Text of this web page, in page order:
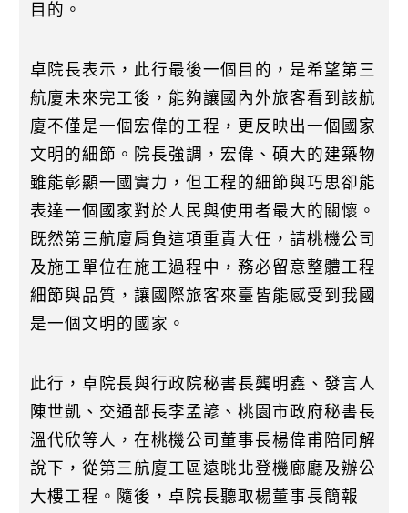
目的。
卓院長表示，此行最後一個目的，是希望第三
航廈未來完工後，能夠讓國內外旅客看到該航
廈不僅是一個宏偉的工程，更反映出一個國家
文明的細節。院長強調，宏偉、碩大的建築物
雖能彰顯一國實力，但工程的細節與巧思卻能
表達一個國家對於人民與使用者最大的關懷。
既然第三航廈肩負這項重責大任，請桃機公司
及施工單位在施工過程中，務必留意整體工程
細節與品質，讓國際旅客來臺皆能感受到我國
是一個文明的國家。
此行，卓院長與行政院秘書長龔明鑫、發言人
陳世凱、交通部長李孟諺、桃園市政府秘書長
溫代欣等人，在桃機公司董事長楊偉甫陪同解
說下，從第三航廈工區遠眺北登機廊廳及辦公
大樓工程。隨後，卓院長聽取楊董事長簡報